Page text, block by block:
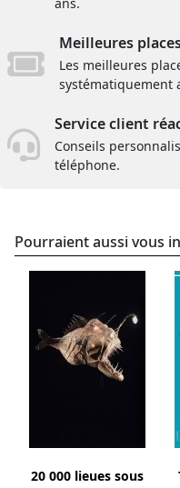
Meilleures
Les meilleures
systématiquement
Service client
Conseils
téléphone.
Pourraient aussi vous
20 000 lieues sous